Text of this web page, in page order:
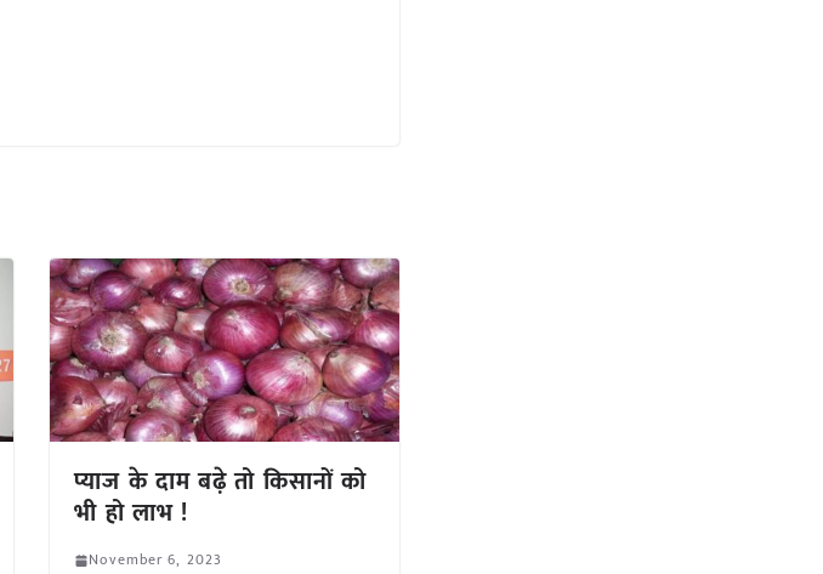
प्याज के दाम बढ़े तो किसानों को
भी हो लाभ !
November 6, 2023